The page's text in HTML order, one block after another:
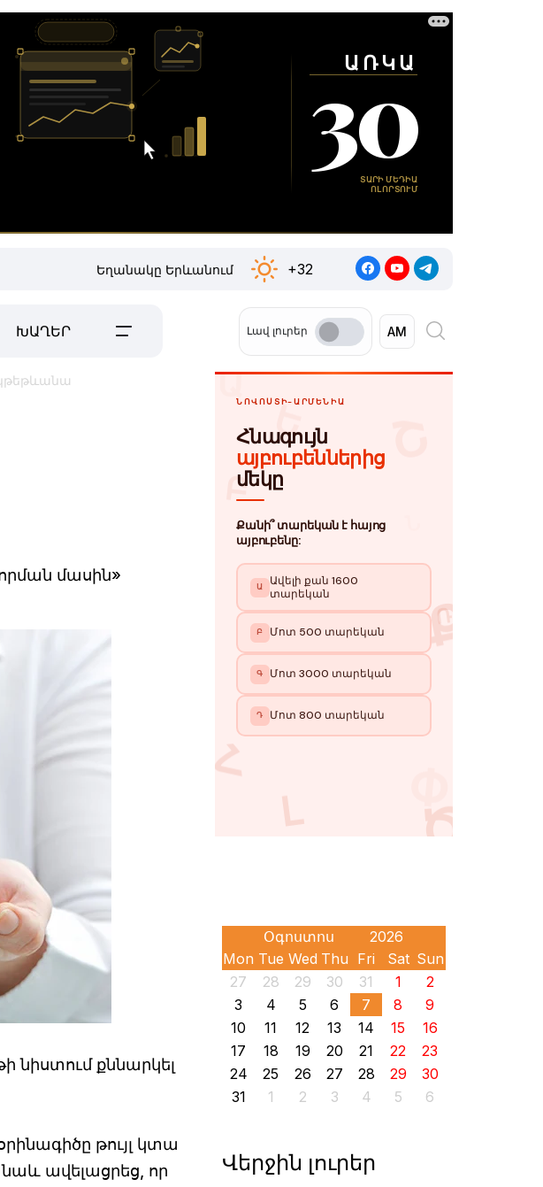
Եղանակը Երևանում +32
ԽԱՂԵՐ Լավ լուրեր
մասին»
նիստում քննարկել
թույլ կտա
ավելացրեց, որ
Mon Tue Wed Thu Fri Sat Sun
27
28 29 30 31 1
2
3
4 5 6 7 8
9
10
11 12 13 14 15
16
17
18 19 20 21 22
23
24
25 26 27 28 29
30
31
1 2 3 4 5 6
Վերջին լուրեր